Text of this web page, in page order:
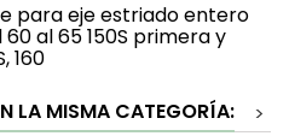
para eje estriado entero
al 65 150S primera y
160
LA MISMA CATEGORÍA:
>